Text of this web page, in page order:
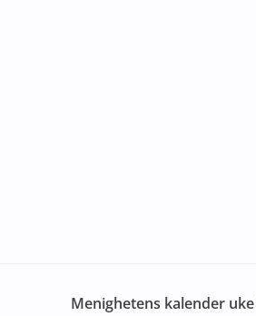
Menighetens kalender